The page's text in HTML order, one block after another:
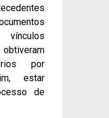
por
estar
de